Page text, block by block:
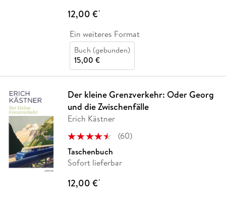
12,00 €*
Ein weiteres Format
Buch (gebunden)
15,00 €
Der kleine Grenzverkehr: Oder Georg
und die Zwischenfälle
Erich Kästner
(60)
Taschenbuch
Sofort lieferbar
12,00 €*